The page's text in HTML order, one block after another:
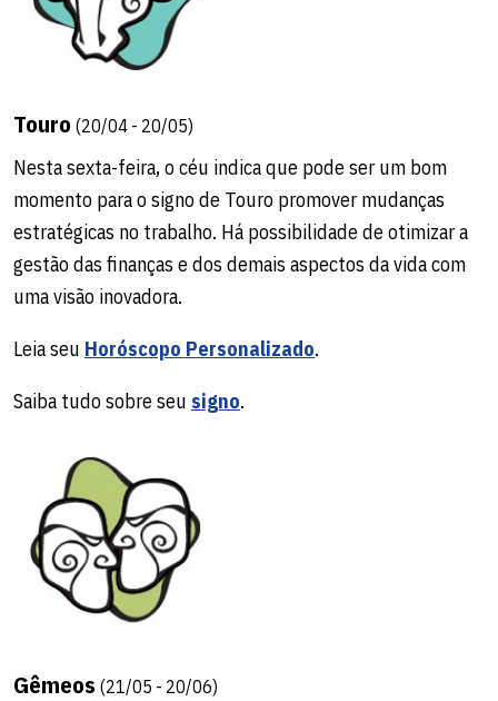
com riscos impensados.
Horóscopo Personalizado
Saiba tudo sobre seusigno
Sagitário (22/11 - 21/12)
Para o signo de Sagitário, o céu indica fortalecimento no
equilíbrio interno por interações familiares. Aproveite
para propor ideias inovadoras na convivência.
Leia seuHoróscopo Personalizado
Saiba tudo sobre seu
Touro (20/04 - 20/05)
Nesta sexta-feira, o céu indica que pode ser um bom
momento para o signo de Touro promover mudanças
estratégicas no trabalho. Há possibilidade de otimizar a
gestão das finanças e dos demais aspectos da vida com
uma visão inovadora.
Leia seu Horóscopo Personalizado.
Saiba tudo sobre seu signo.
Gêmeos (21/05 - 20/06)